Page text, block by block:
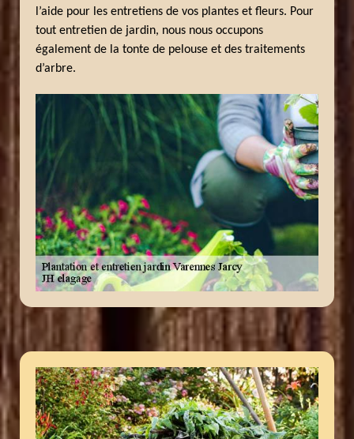
l’aide pour les entretiens de vos plantes et fleurs. Pour
tout entretien de jardin, nous nous occupons
également de la tonte de pelouse et des traitements
d’arbre.